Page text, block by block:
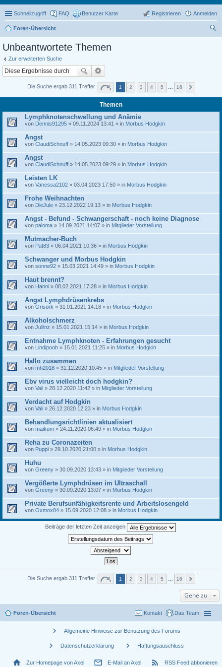
Schnellzugriff FAQ Benutzer Karte Anmelden
Registrieren
Foren-Übersicht
Unbeantwortete Themen
Zur erweiterten Suche
Die Suche ergab 311 Treffer 1 2 3 4 5 16
Themen
Lymphknotenschwellung und Anämie
von Dennis91295 » 09.11.2024 13:41 » in Morbus Hodgkin
Angst
von ClaudiSchnuff » 14.05.2023 09:30 » in Morbus Hodgkin
Angst
von ClaudiSchnuff » 14.05.2023 09:29 » in Morbus Hodgkin
Leisten LK
von Vanessa2102 » 03.04.2023 17:50 » in Morbus Hodgkin
Frohe Weihnachten
von DieJule » 23.12.2022 19:13 » in Morbus Hodgkin
Angst - Befund - Schwangerschaft - noch keine Diagnose
von paloma » 14.09.2021 14:07 » in Mitglieder Vorstellung
Mutmacher-Buch
von Pat83 » 06.04.2021 10:36 » in Morbus Hodgkin
Schwanger und Morbus Hodgkin
von sonne92 » 15.03.2021 14:49 » in Morbus Hodgkin
Haut brennt?
von Hanni » 08.02.2021 17:28 » in Morbus Hodgkin
Angst Lymphdrüsenkrebs
von Grisork » 31.01.2021 14:18 » in Morbus Hodgkin
Alkoholschmerz
von Julilnz » 15.01.2021 15:14 » in Morbus Hodgkin
Entnahme Lymphknoten - Erfahrungen gesucht
von Lindipooh » 15.01.2021 11:25 » in Morbus Hodgkin
Hallo zusammen
von mh2018 » 31.12.2020 10:45 » in Mitglieder Vorstellung
Ebv virus vielleicht doch hodgkin?
von Vali » 28.12.2020 11:42 » in Mitglieder Vorstellung
Verdacht auf Hodgkin
von Vali » 26.12.2020 12:23 » in Morbus Hodgkin
Behandlungsrichtlinien aktualisiert
von maikom » 24.11.2020 06:49 » in Morbus Hodgkin
Reha zu Coronazeiten
von Puppi » 29.10.2020 21:00 » in Morbus Hodgkin
Huhu
von Greeny » 30.09.2020 13:43 » in Mitglieder Vorstellung
Vergößerte Lymphdrüsen im Ultraschall
von Greeny » 30.09.2020 13:07 » in Morbus Hodgkin
Private Berufsunfähigkeitsrente und Arbeitslosengeld
von Oxmox84 » 15.09.2020 12:08 » in Morbus Hodgkin
Beiträge der letzten Zeit anzeigen
Die Suche ergab 311 Treffer 1 2 3 4 5 16
Gehe zu
Foren-Übersicht Das Team
Kontakt
chevron_right Allgemeine Hinweise zur Benutzung des Forums
chevron_right Datenschutzerklärung chevron_right Haftungsauschluss
home Zur Homepage von Axel mail_outline E-Mail an Axel rss_feed RSS Feed abbonieren